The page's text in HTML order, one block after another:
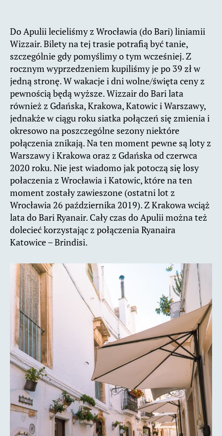
Do Apulii lecieliśmy z Wrocławia (do Bari) liniamii
Wizzair. Bilety na tej trasie potrafią być tanie,
szczególnie gdy pomyślimy o tym wcześniej. Z
rocznym wyprzedzeniem kupiliśmy je po 39 zł w
jedną stronę. W wakacje i dni wolne/święta ceny z
pewnością będą wyższe. Wizzair do Bari lata
również z Gdańska, Krakowa, Katowic i Warszawy,
jednakże w ciągu roku siatka połączeń się zmienia i
okresowo na poszczególne sezony niektóre
połączenia znikają. Na ten moment pewne są loty z
Warszawy i Krakowa oraz z Gdańska od czerwca
2020 roku. Nie jest wiadomo jak potoczą się losy
połaczenia z Wrocławia i Katowic, które na ten
moment zostały zawieszone (ostatni lot z
Wrocławia 26 października 2019). Z Krakowa wciąż
lata do Bari Ryanair. Cały czas do Apulii można też
dolecieć korzystając z połączenia Ryanaira
Katowice – Brindisi.